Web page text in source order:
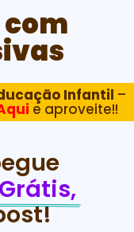
Infantil –
e aproveite!!